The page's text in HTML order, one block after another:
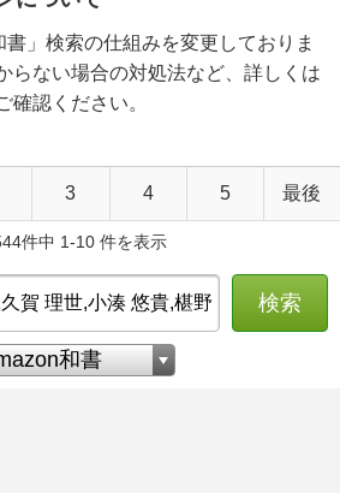
」検索の仕組みを変更しておりま
らない場合の対処法など、詳しくは
確認ください。
3 4 5 最後
件中 1-10 件を表示
検索